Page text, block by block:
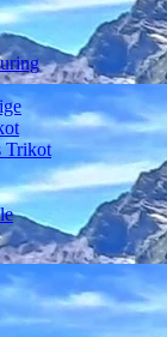
Trikot